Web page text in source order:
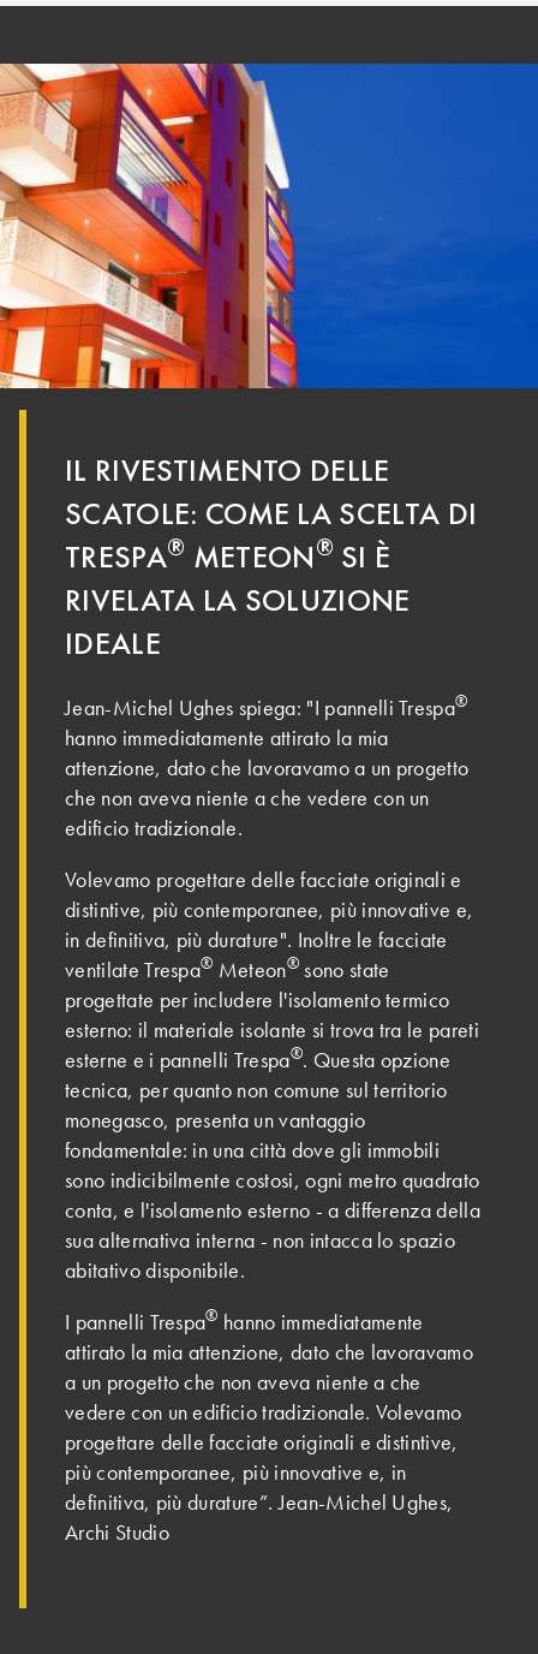
IL RIVESTIMENTO DELLE
SCATOLE: COME LA SCELTA DI
TRESPA® METEON® SI È
RIVELATA LA SOLUZIONE
IDEALE
Jean-Michel Ughes spiega: "I pannelli Trespa®
hanno immediatamente attirato la mia
attenzione, dato che lavoravamo a un progetto
che non aveva niente a che vedere con un
edificio tradizionale.
Volevamo progettare delle facciate originali e
distintive, più contemporanee, più innovative e,
in definitiva, più durature". Inoltre le facciate
ventilate Trespa® Meteon® sono state
progettate per includere l'isolamento termico
esterno: il materiale isolante si trova tra le pareti
esterne e i pannelli Trespa®. Questa opzione
tecnica, per quanto non comune sul territorio
monegasco, presenta un vantaggio
fondamentale: in una città dove gli immobili
sono indicibilmente costosi, ogni metro quadrato
conta, e l'isolamento esterno - a differenza della
sua alternativa interna - non intacca lo spazio
abitativo disponibile.
I pannelli Trespa® hanno immediatamente
attirato la mia attenzione, dato che lavoravamo
a un progetto che non aveva niente a che
vedere con un edificio tradizionale. Volevamo
progettare delle facciate originali e distintive,
più contemporanee, più innovative e, in
definitiva, più durature”. Jean-Michel Ughes,
Archi Studio